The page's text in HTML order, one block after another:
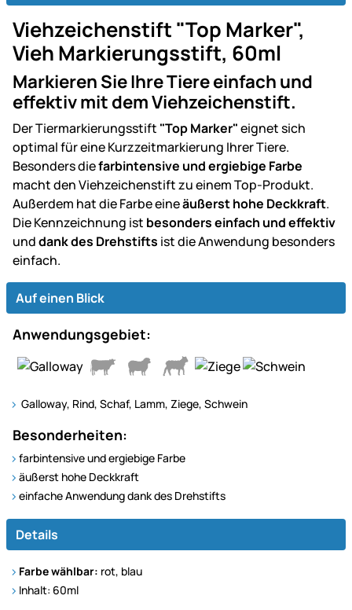
Viehzeichenstift "Top Marker",
Vieh Markierungsstift, 60ml
Markieren Sie Ihre Tiere einfach und
effektiv mit dem Viehzeichenstift.
Der Tiermarkierungsstift "Top Marker"eignet sich
optimal für eine Kurzzeitmarkierung Ihrer Tiere.
Besonders diefarbintensive und ergiebige Farbe
macht den Viehzeichenstift zu einem Top-Produkt.
Außerdem hat die Farbe eineäußerst hohe Deckkraft.
Die Kennzeichnung ist besonders einfach und effektiv
unddank des Drehstifts ist die Anwendung besonders
einfach.
Auf einen Blick
Anwendungsgebiet:
Galloway, Rind, Schaf, Lamm, Ziege, Schwein
Besonderheiten:
farbintensive und ergiebige Farbe
äußerst hohe Deckkraft
einfache Anwendung dank des Drehstifts
Details
Farbe wählbar: rot, blau
Inhalt: 60ml